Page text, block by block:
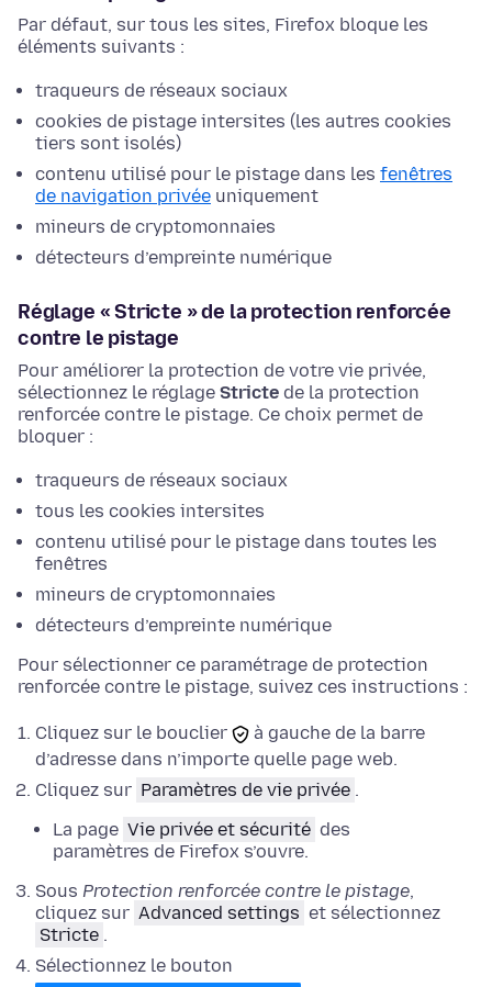
Par défaut, sur tous les sites, Firefox bloque les
éléments suivants :
traqueurs de réseaux sociaux
cookies de pistage intersites (les autres cookies
tiers sont isolés)
contenu utilisé pour le pistage dans les fenêtres
de navigation privée uniquement
mineurs de cryptomonnaies
détecteurs d’empreinte numérique
Réglage « Stricte » de la protection renforcée
contre le pistage
Pour améliorer la protection de votre vie privée,
sélectionnez le réglage Stricte de la protection
renforcée contre le pistage. Ce choix permet de
bloquer :
traqueurs de réseaux sociaux
tous les cookies intersites
contenu utilisé pour le pistage dans toutes les
fenêtres
mineurs de cryptomonnaies
détecteurs d’empreinte numérique
Pour sélectionner ce paramétrage de protection
renforcée contre le pistage, suivez ces instructions :
Cliquez sur le bouclier
à gauche de la barre
d’adresse dans n’importe quelle page web.
Cliquez sur Paramètres de vie privée .
La page Vie privée et sécurité des
paramètres de Firefox s’ouvre.
Sous Protection renforcée contre le pistage,
cliquez sur Advanced settings et sélectionnez
Stricte .
Sélectionnez le bouton